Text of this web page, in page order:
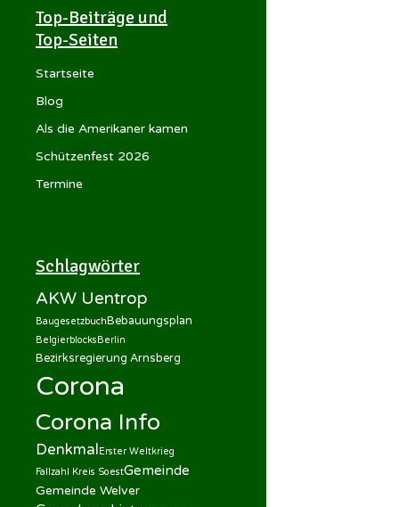
Top-Beiträge und
Top-Seiten
Startseite
Blog
Als die Amerikaner kamen
Schützenfest 2026
Termine
Schlagwörter
AKW Uentrop
BaugesetzbuchBebauungsplan
Belgierblocks Berlin
Bezirksregierung Arnsberg
Corona
Corona Info
Denkmal Erster Weltkrieg
Fallzahl Kreis SoestGemeinde
Gemeinde Welver